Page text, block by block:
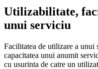
Utilizabilitate,
unui serviciu
Facilitatea de utilizare a unui
capacitatea unui anumit
cu usurinta de catre un